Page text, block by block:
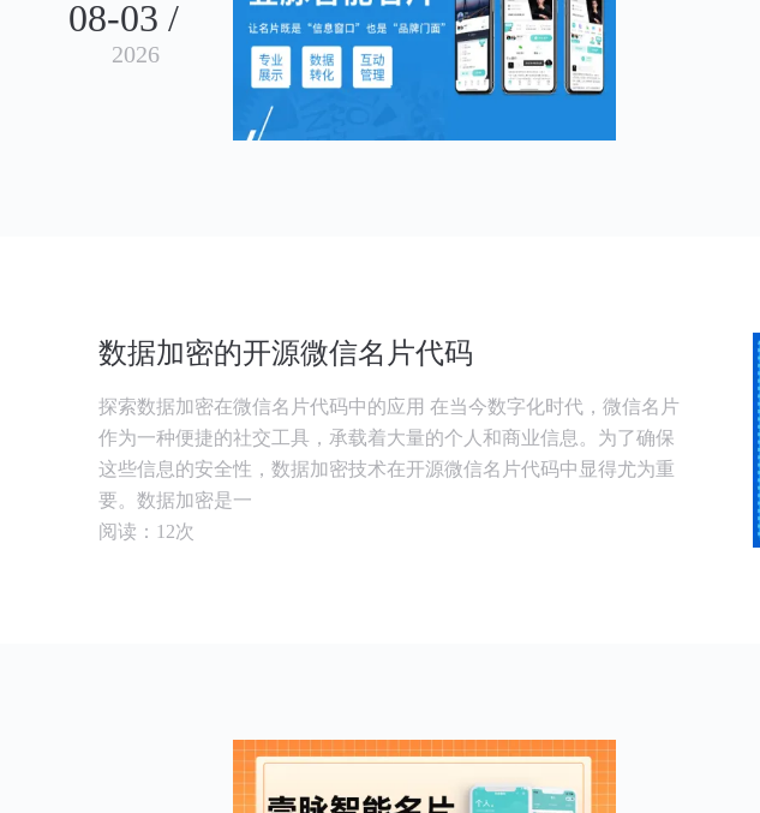
08-03 /
2026
数据加密的开源微信名片代码
探索数据加密在微信名片代码中的应用 在当今数字化时代，微信名片
作为一种便捷的社交工具，承载着大量的个人和商业信息。为了确保
这些信息的安全性，数据加密技术在开源微信名片代码中显得尤为重
要。数据加密是一
阅读：12次